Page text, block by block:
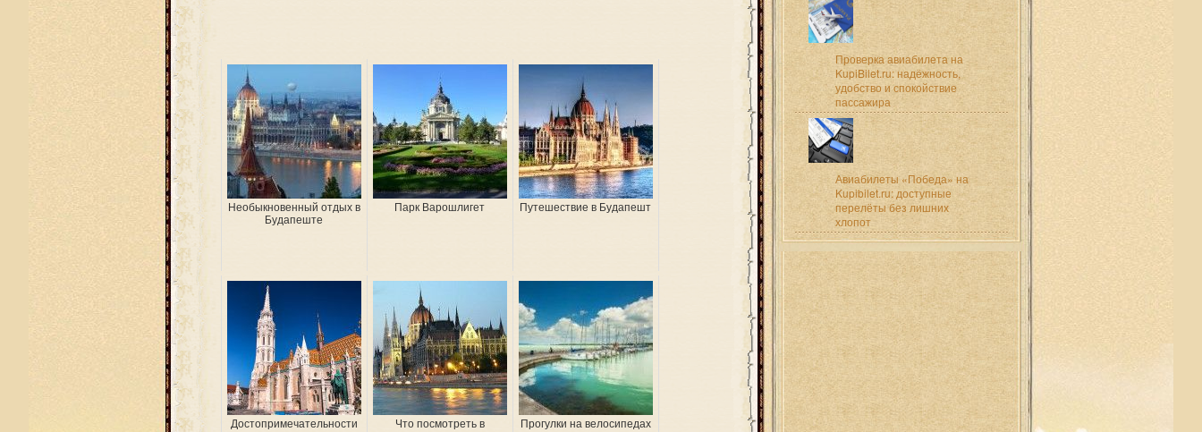
Необыкновенный отдых в
Будапеште
Парк Варошлигет Путешествие в Будапешт
Достопримечательности
Что посмотреть в
Прогулки на велосипедах
Проверка авиабилета на
KupiBilet.ru: надёжность,
удобство и спокойствие
пассажира
Авиабилеты «Победа» на
Kupibilet.ru: доступные
перелёты без лишних
хлопот